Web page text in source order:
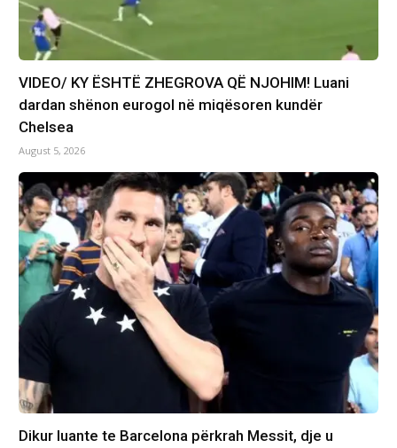
VIDEO/ KY ËSHTË ZHEGROVA QË NJOHIM! Luani
dardan shënon eurogol në miqësoren kundër
Chelsea
August 5, 2026
Dikur luante te Barcelona përkrah Messit, dje u